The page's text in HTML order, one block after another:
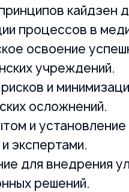
кайдзен
процессов в
освоение
учреждений.
и
осложнений.
и установление
экспертами.
для внедрения
решений.